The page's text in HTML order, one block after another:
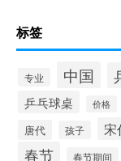
标签
专业 中国
乒乓球桌 价格
唐代
孩子 宋
春节 春节期间